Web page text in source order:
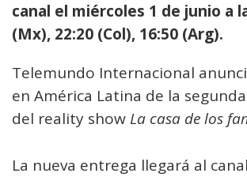
canal el miércoles 1 de junio a
(Mx), 22:20 (Col), 16:50 (Arg).
Telemundo Internacional
en América Latina de la
del reality show La casa de los
La nueva entrega llegará al